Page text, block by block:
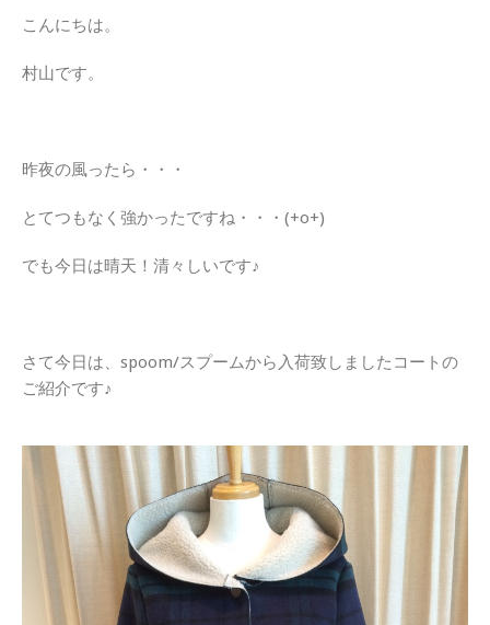
こんにちは。
村山です。
昨夜の風ったら・・・
とてつもなく強かったですね・・・(+o+)
でも今日は晴天！清々しいです♪
さて今日は、spoom/スプームから入荷致しましたコートの
ご紹介です♪